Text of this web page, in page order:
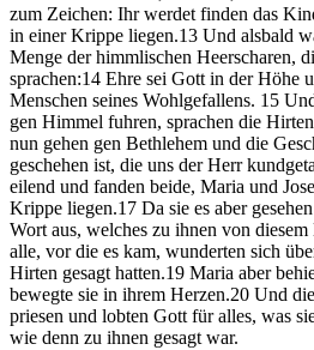
zum Zeichen: Ihr werdet finden das
in einer Krippe liegen.13 Und alsbald
Menge der himmlischen Heerscharen,
sprachen:14 Ehre sei Gott in der Höhe
Menschen seines Wohlgefallens. 15
gen Himmel fuhren, sprachen die
nun gehen gen Bethlehem und die
geschehen ist, die uns der Herr
eilend und fanden beide, Maria und
Krippe liegen.17 Da sie es aber
Wort aus, welches zu ihnen von
alle, vor die es kam, wunderten sich
Hirten gesagt hatten.19 Maria aber
bewegte sie in ihrem Herzen.20 Und
priesen und lobten Gott für alles, was
wie denn zu ihnen gesagt war.